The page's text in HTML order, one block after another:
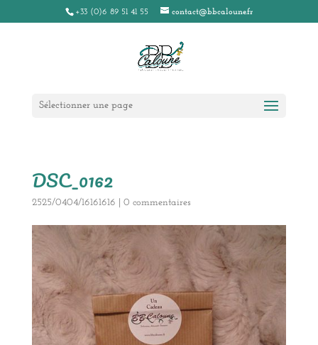
+33 (0)6 89 51 41 55 contact@bbcaloune.fr
Sélectionner une page
DSC_0162
2525/0404/16161616 0 commentaires